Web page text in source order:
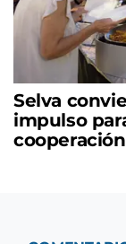
Selva
impulso